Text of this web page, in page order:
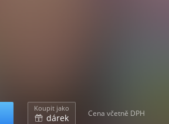
Koupit jako
dárek Cena včetně DPH